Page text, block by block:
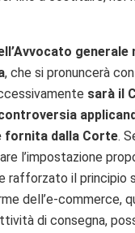
generale
, che si pronuncerà
sarà il
fornita dalla Corte.
l’impostazione
rafforzato il principio
dell’e-commerce,
di consegna,